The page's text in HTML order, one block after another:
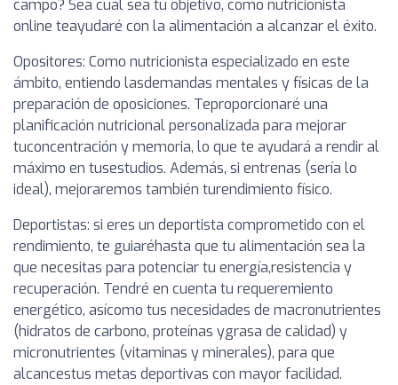
campo? Sea cual sea tu objetivo, como nutricionista
online teayudaré con la alimentación a alcanzar el éxito.
Opositores: Como nutricionista especializado en este
ámbito, entiendo lasdemandas mentales y físicas de la
preparación de oposiciones. Teproporcionaré una
planificación nutricional personalizada para mejorar
tuconcentración y memoria, lo que te ayudará a rendir al
máximo en tusestudios. Además, si entrenas (sería lo
ideal), mejoraremos también turendimiento físico.
Deportistas: si eres un deportista comprometido con el
rendimiento, te guiaréhasta que tu alimentación sea la
que necesitas para potenciar tu energía,resistencia y
recuperación. Tendré en cuenta tu requeremiento
energético, asícomo tus necesidades de macronutrientes
(hidratos de carbono, proteínas ygrasa de calidad) y
micronutrientes (vitaminas y minerales), para que
alcancestus metas deportivas con mayor facilidad.